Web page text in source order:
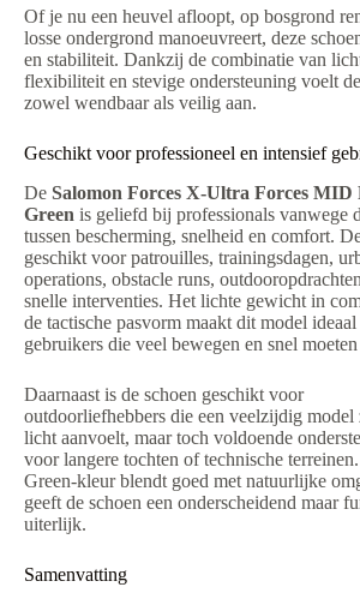
Of je nu een heuvel afloopt, op bosgrond
losse ondergrond manoeuvreert, deze
en stabiliteit. Dankzij de combinatie van
flexibiliteit en stevige ondersteuning voelt
zowel wendbaar als veilig aan.
Geschikt voor professioneel en intensief
De Salomon Forces X-Ultra Forces MID
Green is geliefd bij professionals vanwege
tussen bescherming, snelheid en comfort.
geschikt voor patrouilles, trainingsdagen,
operations, obstacle runs,
snelle interventies. Het lichte gewicht in
de tactische pasvorm maakt dit model
gebruikers die veel bewegen en snel moeten
Daarnaast is de schoen geschikt voor
outdoorliefhebbers die een veelzijdig model
licht aanvoelt, maar toch voldoende
voor langere tochten of technische
Green-kleur blendt goed met natuurlijke
geeft de schoen een onderscheidend maar
uiterlijk.
Samenvatting